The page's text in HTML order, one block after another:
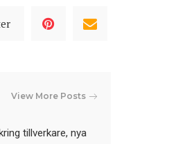
View More Posts
tillverkare, nya